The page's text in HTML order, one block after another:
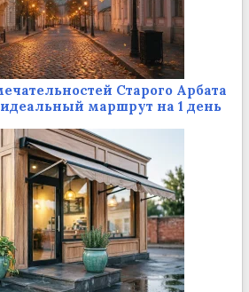
Старого Арбата
маршрут на 1 день